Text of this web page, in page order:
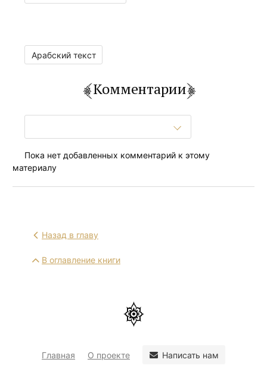
Арабский текст
Комментарии
Пока нет добавленных комментарий к этому
материалу
Назад в главу
В оглавление книги
Главная О проекте Написать нам